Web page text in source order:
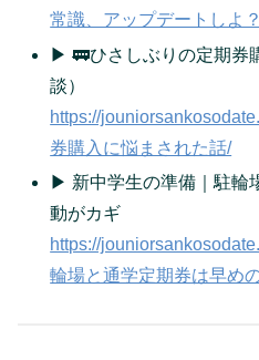
常識、アップデートしよ
▶ 🚃ひさしぶりの定期券
談）
https://
券購入に悩まされた話/
▶ 新中学生の準備｜駐輪
動がカギ
https://
輪場と通学定期券は早め